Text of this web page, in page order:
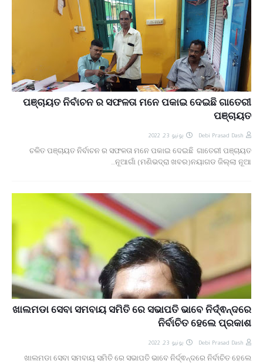
ପଞ୍ଚାୟତ ନିର୍ବାଚନ ର ସଫଳତା ମନେ ପକାଇ ଦେଇଛି ଗାତେରୀ
ପଞ୍ଚାୟତ
Debi Prasad Dash يونيو 23, 2022
ଚଳିତ ପଞ୍ଚାୟତ ନିର୍ବାଚନ ର ସଫଳତା ମନେ ପକାଇ ଦେଇଛି ଗାତେରୀ ପଞ୍ଚାୟତ
ନୂଆଗାଁ (ମଣିଭଦ୍ରା ଖବର)ନୟାଗଡ ଜିଲ୍ଲା ନୂଆ…
ଖାଲମଡା ସେବା ସମବାୟ ସମିତି ରେ ସଭାପତି ଭାବେ ନିର୍ଦ୍ଵନ୍ଦରେ
ନିର୍ବାଚିତ ହେଲେ ପ୍ରକାଶ
Debi Prasad Dash يونيو 23, 2022
ଖାଲମଡା ସେବା ସମବାୟ ସମିତି ରେ ସଭାପତି ଭାବେ ନିର୍ଦ୍ଵନ୍ଦରେ ନିର୍ବାଚିତ ହେଲେ